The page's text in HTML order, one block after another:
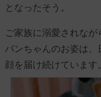
となったそう。
ご家族に溺愛されな
パンちゃんのお姿は
顔を届け続けています